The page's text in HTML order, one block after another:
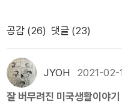
은 더욱 어려워서 외국인
하는 경우가 많다고 한다. ‘굴
0여 개의 언어 중에서 ‘ㅅ’과
리카계의 언어 하나뿐이라고
로 말하는 건 엄청나게 특이
결심하는 '선이'의 간절함도
들의 시선에도 매번 학국어
움도,'착하다'는 말을 칭찬으
리지만 그래서 타인의 불행
'가은'의 순진함도,한국어의
월의 여성주의책읽기 <법
다 읽었고 북펀딩은 예전에
싶은 말이 뭔지는 알겠는데
게 없어서, 종이책으로 다시
격적인 생각이었을텐데 지금
나혜석에 비해 강경애는 부
작품 활동도 서울이나 평양
가 간결하고 강하고.. 비극을
강경애의 대표작이라고 해
공감 (26) 댓글 (23)
JYOH 2021-02-
잘 버무려진 미국생활이야기